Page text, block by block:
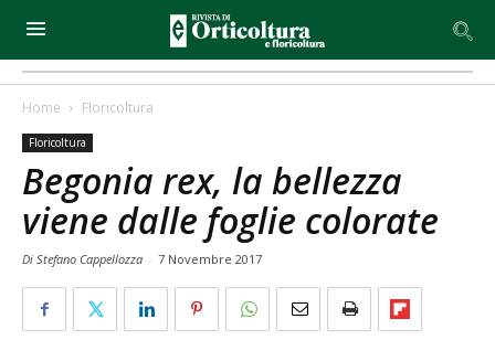
Home Floricoltura
Floricoltura
Begonia rex, la bellezza
viene dalle foglie colorate
Di Stefano Cappellozza - 7 Novembre 2017